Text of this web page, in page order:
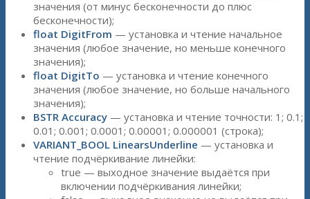
значения (от минус бесконечности до плюс
бесконечности);
float DigitFrom — установка и чтение начальное
значения (любое значение, но меньше конечного
значения);
float DigitTo — установка и чтение конечного
значения (любое значение, но больше начального
значения);
BSTR Accuracy — установка и чтение точности: 1; 0.1;
0.01; 0.001; 0.0001; 0.00001; 0.000001 (строка);
VARIANT_BOOL LinearsUnderline — установка и
чтение подчёркивание линейки:
true — выходное значение выдаётся при
включении подчёркивания линейки;